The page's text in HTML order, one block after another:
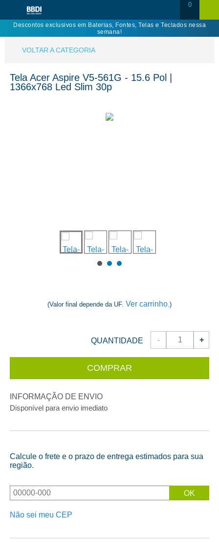
0
Descontos exclusivos em Baterias, Fontes, Telas e Teclados nessa
semana!
VOLTAR A CATEGORIA
Tela Acer Aspire V5-561G - 15.6 Pol |
1366x768 Led Slim 30p
(Valor final depende da UF. Ver carrinho.)
QUANTIDADE - +
COMPRAR
INFORMAÇÃO DE ENVIO
Disponível para envio imediato
Calcule o frete e o prazo de entrega estimados para sua
região.
Não sei meu CEP